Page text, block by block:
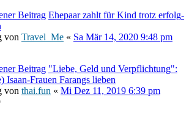
Beitrag Ehe­paar zahlt für Kind trotz erfolg­
von Travel_Me « Sa Mär 14, 2020 9:48 pm
Beitrag "Liebe, Geld und Verpflichtung":
Isaan-Frauen Farangs lieben
von thai.fun « Mi Dez 11, 2019 6:39 pm